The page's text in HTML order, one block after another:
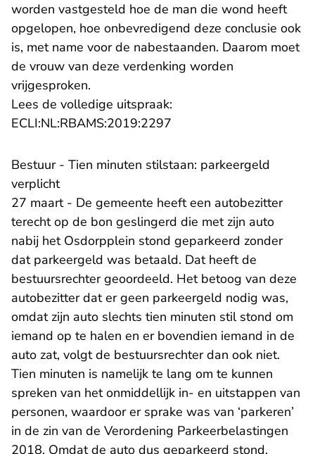
worden vastgesteld hoe de man die wond heeft
opgelopen, hoe onbevredigend deze conclusie ook
is, met name voor de nabestaanden. Daarom moet
de vrouw van deze verdenking worden
vrijgesproken.
Lees de volledige uitspraak:
ECLI:NL:RBAMS:2019:2297
Bestuur - Tien minuten stilstaan: parkeergeld
verplicht
27 maart - De gemeente heeft een autobezitter
terecht op de bon geslingerd die met zijn auto
nabij het Osdorpplein stond geparkeerd zonder
dat parkeergeld was betaald. Dat heeft de
bestuursrechter geoordeeld. Het betoog van deze
autobezitter dat er geen parkeergeld nodig was,
omdat zijn auto slechts tien minuten stil stond om
iemand op te halen en er bovendien iemand in de
auto zat, volgt de bestuursrechter dan ook niet.
Tien minuten is namelijk te lang om te kunnen
spreken van het onmiddellijk in- en uitstappen van
personen, waardoor er sprake was van ‘parkeren’
in de zin van de Verordening Parkeerbelastingen
2018. Omdat de auto dus geparkeerd stond,